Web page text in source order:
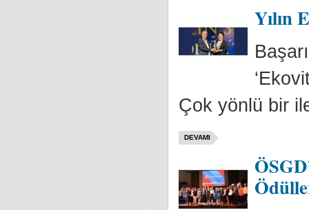
Yılın
Çok yönlü bir
DEVAMI